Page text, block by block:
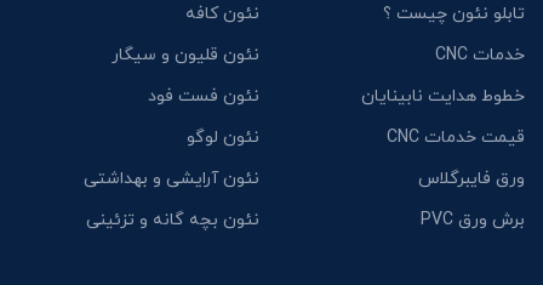
تابلو نئون چیست ؟
خدمات CNC
خطوط هدایت نابینایان
قیمت خدمات CNC
ورق فایبرگلاس
برش ورق PVC
نئون کافه
نئون قلیون و سیگار
نئون فست فود
نئون لوگو
نئون آرایشی و بهداشتی
نئون بچه گانه و تزئینی